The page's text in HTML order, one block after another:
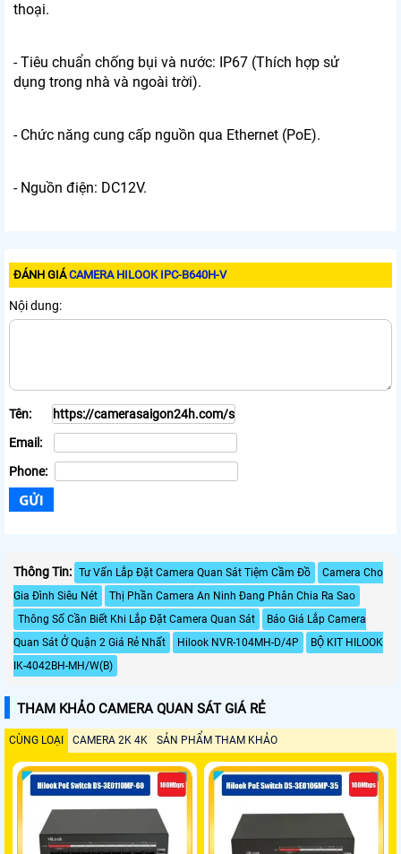
thoại.
- Tiêu chuẩn chống bụi và nước: IP67 (Thích hợp sử
dụng trong nhà và ngoài trời).
- Chức năng cung cấp nguồn qua Ethernet (PoE).
- Nguồn điện: DC12V.
ĐÁNH GIÁCAMERA HILOOK IPC-B640H-V
Nội dung:
Tên:
Email:
Phone:
Thông Tin: Tư Vấn Lắp Đặt Camera Quan Sát Tiệm Cầm Đồ
Camera Cho
Gia Đình Siêu Nét
Thị Phần Camera An Ninh Đang Phân Chia Ra Sao
Thông Số Cần Biết Khi Lắp Đặt Camera Quan Sát
Báo Giá Lắp Camera
Quan Sát Ở Quận 2 Giá Rẻ Nhất
Hilook NVR-104MH-D/4P
BỘ KIT HILOOK
IK-4042BH-MH/W(B)
THAM KHẢO CAMERA QUAN SÁT GIÁ RẺ
CÙNG LOẠI CAMERA 2K 4K SẢN PHẨM THAM KHẢO